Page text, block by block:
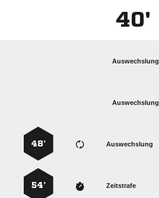
40'
Auswechslung
Auswechslung
Auswechslung
48’
Zeitstrafe
54’